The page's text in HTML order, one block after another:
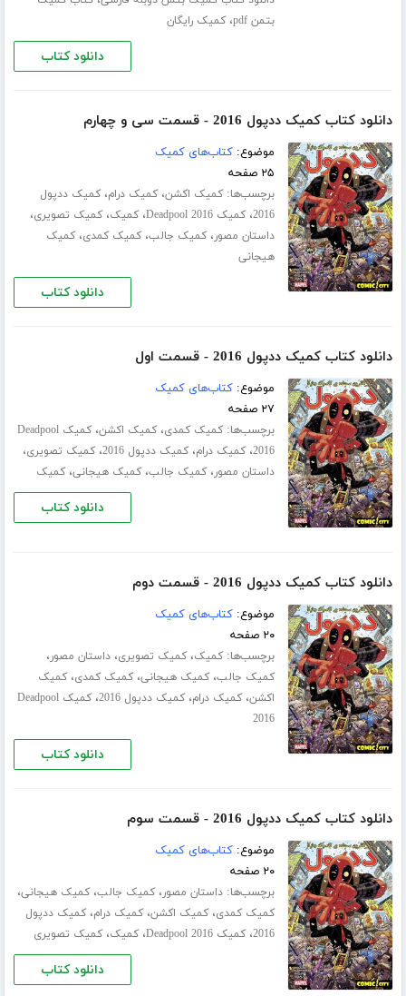
بتمن pdf
،کمیک رایگان
دانلود کتاب
دانلود کتاب کمیک ددپول 2016 - قسمت سی‌ و چهارم
موضوع:کتاب‌های کمیک
۲۵ صفحه
برچسب‌ها:کمیک اکشن،کمیک درام،کمیک ددپول
2016،کمیک Deadpool 2016 ،کمیک،کمیک تصویری،
داستان مصور،کمیک جالب،کمیک کمدی،کمیک
هیجانی
دانلود کتاب
دانلود کتاب کمیک ددپول 2016 - قسمت اول
موضوع:کتاب‌های کمیک
۲۷ صفحه
برچسب‌ها:کمیک کمدی،کمیک اکشن،
کمیک Deadpool
2016،کمیک درام،کمیک ددپول 2016 ،کمیک تصویری،
داستان مصور،کمیک جالب،کمیک هیجانی،کمیک
دانلود کتاب
دانلود کتاب کمیک ددپول 2016 - قسمت دوم
موضوع:کتاب‌های کمیک
۲۰ صفحه
برچسب‌ها:کمیک،کمیک تصویری،داستان مصور،
کمیک جالب،کمیک هیجانی،کمیک کمدی،کمیک
اکشن،کمیک درام،کمیک ددپول 2016 ،
کمیک Deadpool
2016
دانلود کتاب
دانلود کتاب کمیک ددپول 2016 - قسمت سوم
موضوع:کتاب‌های کمیک
۲۰ صفحه
برچسب‌ها:داستان مصور،کمیک جالب،کمیک هیجانی،
کمیک کمدی،کمیک اکشن،کمیک درام،کمیک ددپول
2016،کمیک Deadpool 2016 ،کمیک،کمیک تصویری
دانلود کتاب